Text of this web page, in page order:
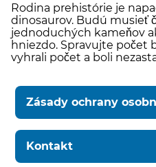
Rodina prehistórie je
dinosaurov. Budú musieť
jednoduchých kameňov
hniezdo. Spravujte počet
vyhrali počet a boli
Zásady ochrany
Kontakt